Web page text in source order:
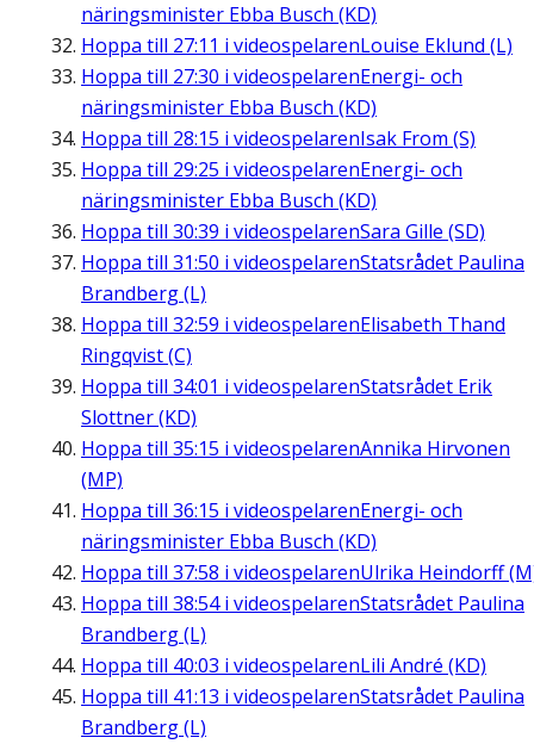
näringsminister Ebba Busch (KD)
Hoppa till 27:11 i videospelarenLouise Eklund (L)
Hoppa till 27:30 i videospelarenEnergi- och
näringsminister Ebba Busch (KD)
Hoppa till 28:15 i videospelarenIsak From (S)
Hoppa till 29:25 i videospelarenEnergi- och
näringsminister Ebba Busch (KD)
Hoppa till 30:39 i videospelarenSara Gille (SD)
Hoppa till 31:50 i videospelarenStatsrådet Paulina
Brandberg (L)
Hoppa till 32:59 i videospelarenElisabeth Thand
Ringqvist (C)
Hoppa till 34:01 i videospelarenStatsrådet Erik
Slottner (KD)
Hoppa till 35:15 i videospelarenAnnika Hirvonen
(MP)
Hoppa till 36:15 i videospelarenEnergi- och
näringsminister Ebba Busch (KD)
Hoppa till 37:58 i videospelarenUlrika Heindorff
Hoppa till 38:54i videospelarenStatsrådet Paulina
Brandberg (L)
Hoppa till 40:03 i videospelarenLili André (KD)
Hoppa till 41:13 i videospelarenStatsrådet Paulina
Brandberg (L)